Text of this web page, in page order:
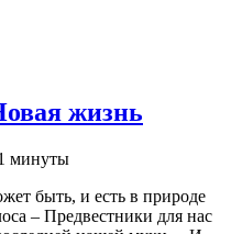
жизнь
минуты
быть, и есть в природе
– Предвестники для нас